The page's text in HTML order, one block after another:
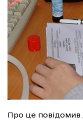
Про це повідомив